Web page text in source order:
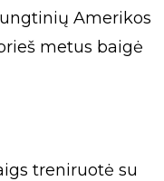
Amerikos
metus baigė
treniruotė su